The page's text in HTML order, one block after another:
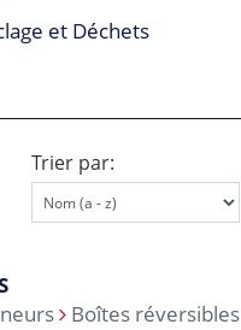
et Déchets
Trier par:
Boîtes réversibles